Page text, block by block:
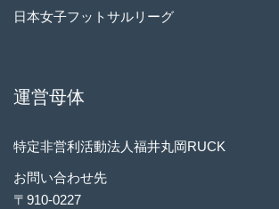
日本女子フットサルリーグ
運営母体
特定非営利活動法人福井丸岡RUCK
お問い合わせ先
〒910-0227